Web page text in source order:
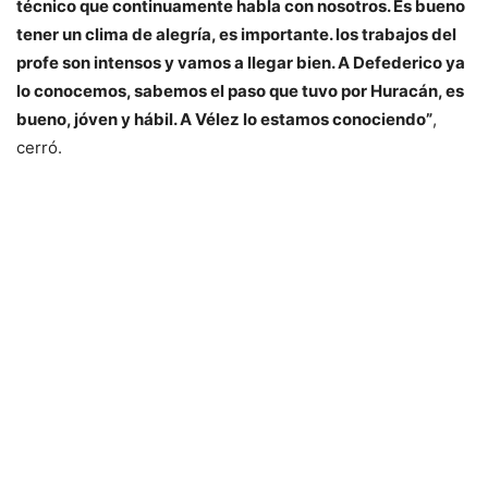
técnico que continuamente habla con nosotros. Es bueno
tener un clima de alegría, es importante. los trabajos del
profe son intensos y vamos a llegar bien. A Defederico ya
lo conocemos, sabemos el paso que tuvo por Huracán, es
bueno, jóven y hábil. A Vélez lo estamos conociendo”,
cerró.